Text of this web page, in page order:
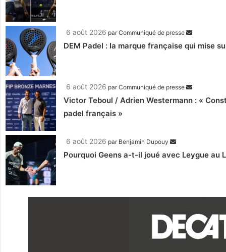
6 août 2026 parCommuniqué de presse
DEM Padel : la marque française qui mise
6 août 2026 parCommuniqué de presse
Victor Teboul / Adrien Westermann : «
padel français »
6 août 2026 par Benjamin Dupouy
Pourquoi Geens a-t-il joué avec Leygue au